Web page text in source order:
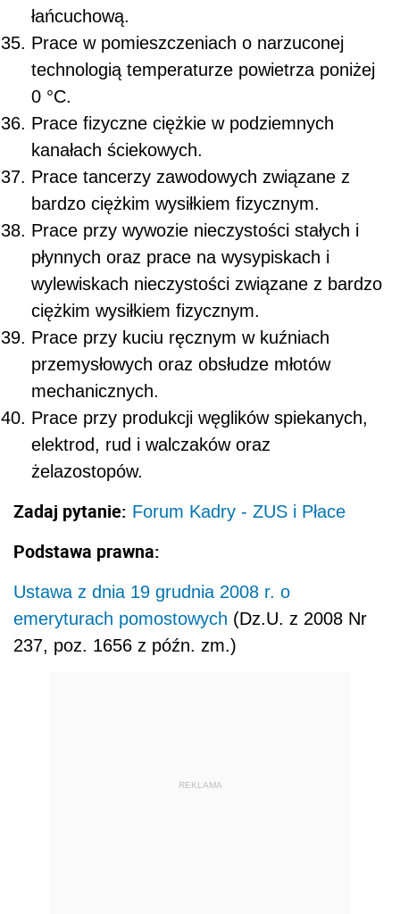
łańcuchową.
Prace w pomieszczeniach o narzuconej
technologią temperaturze powietrza poniżej
0 °C.
Prace fizyczne ciężkie w podziemnych
kanałach ściekowych.
Prace tancerzy zawodowych związane z
bardzo ciężkim wysiłkiem fizycznym.
Prace przy wywozie nieczystości stałych i
płynnych oraz prace na wysypiskach i
wylewiskach nieczystości związane z bardzo
ciężkim wysiłkiem fizycznym.
Prace przy kuciu ręcznym w kuźniach
przemysłowych oraz obsłudze młotów
mechanicznych.
Prace przy produkcji węglików spiekanych,
elektrod, rud i walczaków oraz
żelazostopów.
Zadaj pytanie: Forum Kadry - ZUS i Płace
Podstawa prawna:
Ustawa z dnia 19 grudnia 2008 r. o
emeryturach pomostowych (Dz.U. z 2008 Nr
237, poz. 1656 z późn. zm.)
REKLAMA